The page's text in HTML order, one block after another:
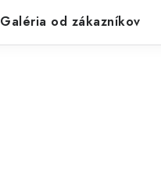
Galéria od zákazníkov